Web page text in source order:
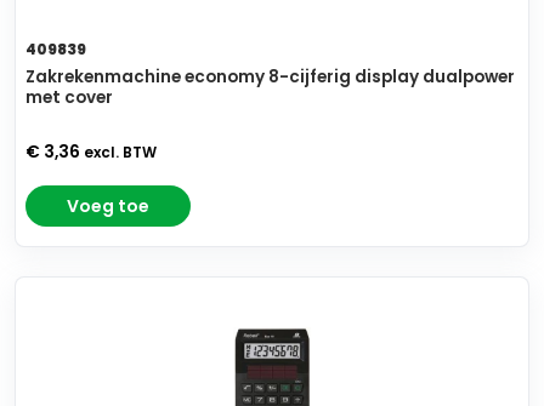
409839
Zakrekenmachine economy 8-cijferig display dualpower
met cover
€ 3,36 excl. BTW
Voeg toe